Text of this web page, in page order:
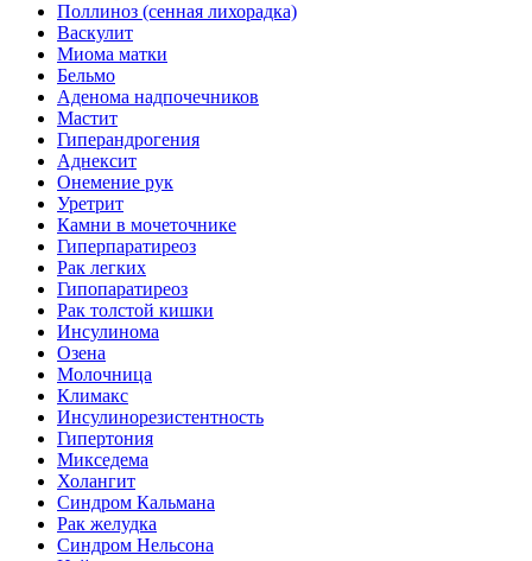
Поллиноз (сенная лихорадка)
Васкулит
Миома матки
Бельмо
Аденома надпочечников
Мастит
Гиперандрогения
Аднексит
Онемение рук
Уретрит
Камни в мочеточнике
Гиперпаратиреоз
Рак легких
Гипопаратиреоз
Рак толстой кишки
Инсулинома
Озена
Молочница
Климакс
Инсулинорезистентность
Гипертония
Микседема
Холангит
Синдром Кальмана
Рак желудка
Синдром Нельсона